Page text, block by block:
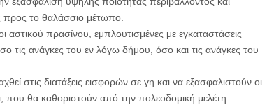
προς το θαλάσσιο μέτωπο.
αστικού πρασίνου, εμπλουτισμένες με εγκαταστάσεις
τις ανάγκες του εν λόγω δήμου, όσο και τις ανάγκες του
στις διατάξεις εισφορών σε γη και να εξασφαλιστούν οι
που θα καθοριστούν από την πολεοδομική μελέτη.